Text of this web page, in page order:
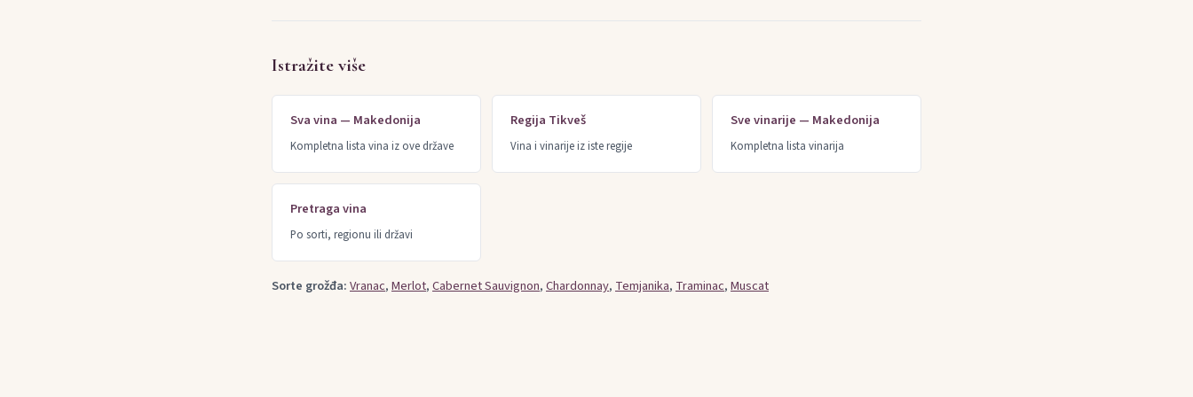
Istražite više
Sva vina — Makedonija
Kompletna lista vina iz ove države
Regija Tikveš
Vina i vinarije iz iste regije
Sve vinarije — Makedonija
Kompletna lista vinarija
Pretraga vina
Po sorti, regionu ili državi
Sorte grožđa:Vranac,Merlot,Cabernet Sauvignon,Chardonnay, Temjanika, Traminac,Muscat